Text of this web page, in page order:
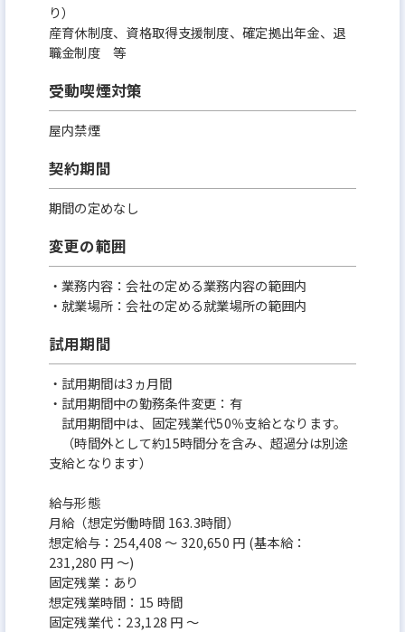
り）
産育休制度、資格取得支援制度、確定拠出年金、退
職金制度 等
受動喫煙対策
屋内禁煙
契約期間
期間の定めなし
変更の範囲
・業務内容：会社の定める業務内容の範囲内
・就業場所：会社の定める就業場所の範囲内
試用期間
・試用期間は3ヵ月間
・試用期間中の勤務条件変更：有
試用期間中は、固定残業代50％支給となります。
（時間外として約15時間分を含み、超過分は別途
支給となります）
給与形態
月給（想定労働時間 163.3時間）
想定給与：254,408 ～ 320,650 円 (基本給：
231,280 円 ～)
固定残業：あり
想定残業時間：15 時間
固定残業代：23,128 円 ～